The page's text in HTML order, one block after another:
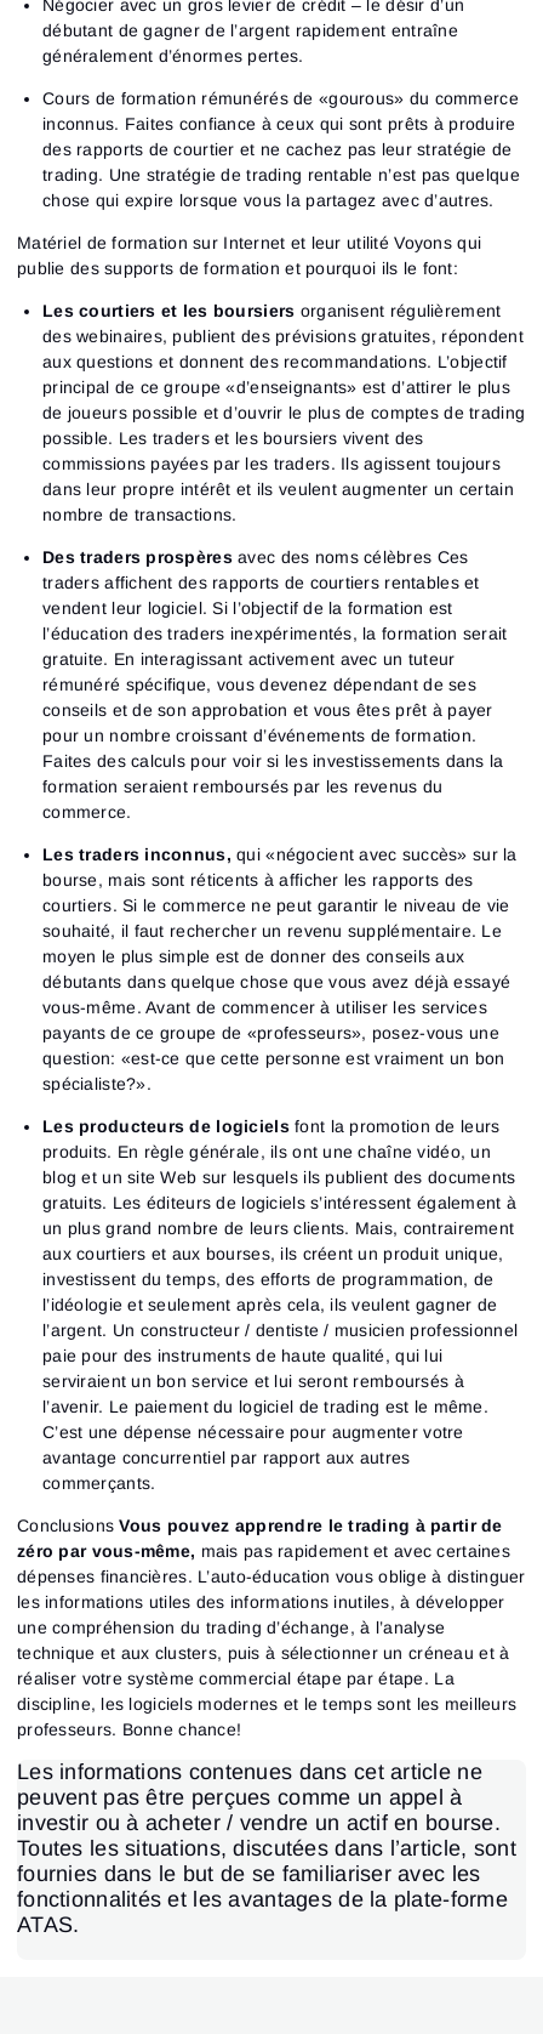
Négocier avec un gros levier de crédit – le désir d’un
débutant de gagner de l’argent rapidement entraîne
généralement d’énormes pertes.
Cours de formation rémunérés de «gourous» du commerce
inconnus. Faites confiance à ceux qui sont prêts à produire
des rapports de courtier et ne cachez pas leur stratégie de
trading. Une stratégie de trading rentable n’est pas quelque
chose qui expire lorsque vous la partagez avec d’autres.
Matériel de formation sur Internet et leur utilité Voyons qui
publie des supports de formation et pourquoi ils le font:
Les courtiers et les boursiers organisent régulièrement
des webinaires, publient des prévisions gratuites, répondent
aux questions et donnent des recommandations. L’objectif
principal de ce groupe «d’enseignants» est d’attirer le plus
de joueurs possible et d’ouvrir le plus de comptes de trading
possible. Les traders et les boursiers vivent des
commissions payées par les traders. Ils agissent toujours
dans leur propre intérêt et ils veulent augmenter un certain
nombre de transactions.
Des traders prospèresavec des noms célèbres Ces
traders affichent des rapports de courtiers rentables et
vendent leur logiciel. Si l’objectif de la formation est
l’éducation des traders inexpérimentés, la formation serait
gratuite. En interagissant activement avec un tuteur
rémunéré spécifique, vous devenez dépendant de ses
conseils et de son approbation et vous êtes prêt à payer
pour un nombre croissant d’événements de formation.
Faites des calculs pour voir si les investissements dans la
formation seraient remboursés par les revenus du
commerce.
Les traders inconnus,qui «négocient avec succès» sur la
bourse, mais sont réticents à afficher les rapports des
courtiers. Si le commerce ne peut garantir le niveau de vie
souhaité, il faut rechercher un revenu supplémentaire. Le
moyen le plus simple est de donner des conseils aux
débutants dans quelque chose que vous avez déjà essayé
vous-même. Avant de commencer à utiliser les services
payants de ce groupe de «professeurs», posez-vous une
question: «est-ce que cette personne est vraiment un bon
spécialiste?».
Les producteurs de logicielsfont la promotion de leurs
produits. En règle générale, ils ont une chaîne vidéo, un
blog et un site Web sur lesquels ils publient des documents
gratuits. Les éditeurs de logiciels s’intéressent également à
un plus grand nombre de leurs clients. Mais, contrairement
aux courtiers et aux bourses, ils créent un produit unique,
investissent du temps, des efforts de programmation, de
l’idéologie et seulement après cela, ils veulent gagner de
l’argent. Un constructeur / dentiste / musicien professionnel
paie pour des instruments de haute qualité, qui lui
serviraient un bon service et lui seront remboursés à
l’avenir. Le paiement du logiciel de trading est le même.
C’est une dépense nécessaire pour augmenter votre
avantage concurrentiel par rapport aux autres
commerçants.
Conclusions Vous pouvez apprendre le trading à partir de
zéro par vous-même, mais pas rapidement et avec certaines
dépenses financières. L’auto-éducation vous oblige à distinguer
les informations utiles des informations inutiles, à développer
une compréhension du trading d’échange, à l’analyse
technique et aux clusters, puis à sélectionner un créneau et à
réaliser votre système commercial étape par étape. La
discipline, les logiciels modernes et le temps sont les meilleurs
professeurs. Bonne chance!
Les informations contenues dans cet article ne
peuvent pas être perçues comme un appel à
investir ou à acheter / vendre un actif en bourse.
Toutes les situations, discutées dans l’article, sont
fournies dans le but de se familiariser avec les
fonctionnalités et les avantages de la plate-forme
ATAS.
Close
Connexion
Email
Mot de passe
Mot de passe oublié ?
Se connecter
Réinitialiser le mot de passe
Saisis ton adresse e-mail et nous t’enverrons un lien
pour créer un nouveau mot de passe.
Email
Réinitialiser le mot de passe
Inscription
Email
Je souhaite recevoir des offres spéciales d'ATAS
J’accepte les
Terms of use License agreement
S’inscrire